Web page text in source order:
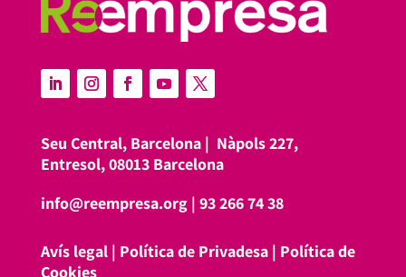
Seu Central, Barcelona | Nàpols 227,
Entresol, 08013 Barcelona
info@reempresa.org| 93 266 74 38
Avís legal| Política de Privadesa| Política de
Cookies